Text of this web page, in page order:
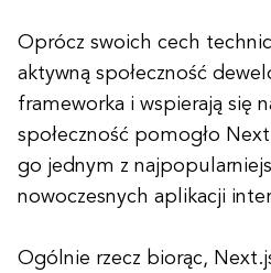
Oprócz swoich cech
aktywną społeczność
frameworka i wspierają się
społeczność pomogło
go jednym z
nowoczesnych aplikacji
Ogólnie rzecz biorąc,